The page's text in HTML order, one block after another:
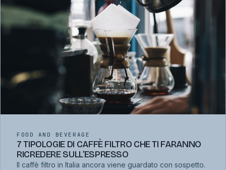
FOOD AND BEVERAGE
7 TIPOLOGIE DI CAFFÈ FILTRO CHE TI FARANNO
RICREDERE SULL’ESPRESSO
Il caffè filtro in Italia ancora viene guardato con sospetto.